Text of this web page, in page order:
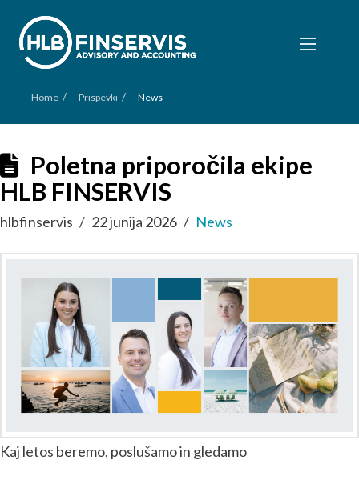
Home / Prispevki / News
Poletna priporočila ekipe
HLB FINSERVIS
hlbfinservis 22 junija 2026 News
Kaj letos beremo, poslušamo in gledamo